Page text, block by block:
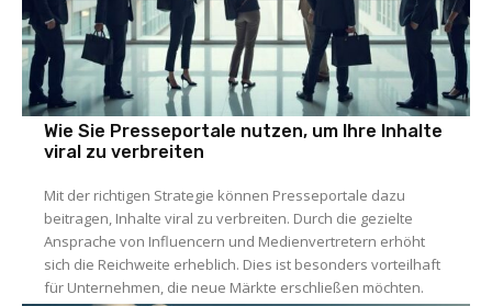
Wie Sie Presseportale nutzen, um Ihre Inhalte
viral zu verbreiten
Mit der richtigen Strategie können Presseportale dazu
beitragen, Inhalte viral zu verbreiten. Durch die gezielte
Ansprache von Influencern und Medienvertretern erhöht
sich die Reichweite erheblich. Dies ist besonders vorteilhaft
für Unternehmen, die neue Märkte erschließen möchten.